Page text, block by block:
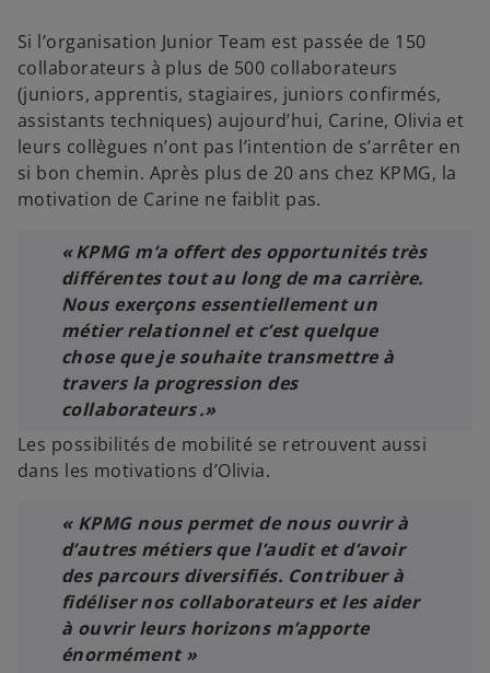
Si l’organisation Junior Team est passée de 150
collaborateurs à plus de 500 collaborateurs
(juniors, apprentis, stagiaires, juniors confirmés,
assistants techniques) aujourd’hui, Carine, Olivia et
leurs collègues n’ont pas l’intention de s’arrêter en
si bon chemin. Après plus de 20 ans chez KPMG, la
motivation de Carine ne faiblit pas.
« KPMG m’a offert des opportunités très
différentes tout au long de ma carrière.
Nous exerçons essentiellement un
métier relationnel et c’est quelque
chose que je souhaite transmettre à
travers la progression des
collaborateurs .»
Les possibilités de mobilité se retrouvent aussi
dans les motivations d’Olivia.
« KPMG nous permet de nous ouvrir à
d’autres métiers que l’audit et d’avoir
des parcours diversifiés. Contribuer à
fidéliser nos collaborateurs et les aider
à ouvrir leurs horizons m’apporte
énormément »